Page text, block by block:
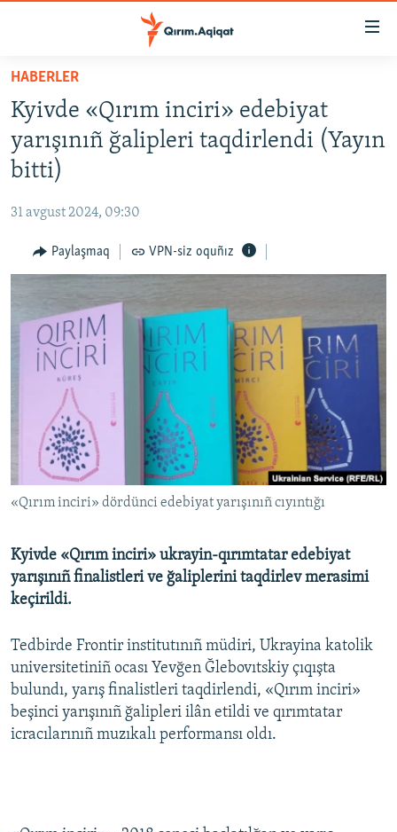
Esas
qaytmaq
Baş
navigatsiyağa
qaytmaq
Qıdıruvğa
qaytmaq
HABERLER
SİYASET
İQTİSADİYAT
MEDENİYET
İNSAN AQLARI
SÜRET
BLOGLAR
Русский
Українською
QOŞULIÑIZ!
RFE/RS bütün saytları
HABERLER
Kyivde «Qırım inciri» edebiyat
yarışınıñ ğalipleri taqdirlendi (Yayın
bitti)
31 avgust 2024, 09:30
Paylaşmaq VPN-siz oquñız
«Qırım inciri» dördünci edebiyat yarışınıñ cıyıntığı
Kyivde «Qırım inciri» ukrayin-qırımtatar edebiyat
yarışınıñ finalistleri ve ğaliplerini taqdirlev merasimi
keçirildi.
Tedbirde Frontir institutınıñ müdiri, Ukrayina katolik
universitetiniñ ocası Yevğen Ğlebovıtskiy çıqışta
bulundı, yarış finalistleri taqdirlendi, «Qırım inciri»
beşinci yarışınıñ ğalipleri ilân etildi ve qırımtatar
icracılarınıñ muzıkalı performansı oldı.